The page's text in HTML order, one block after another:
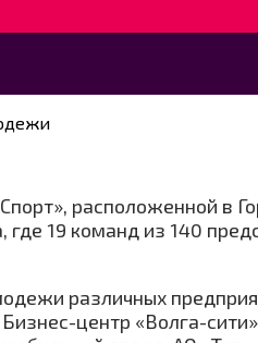
расположенной в
19 команд из 140
различных
центр «Волга-